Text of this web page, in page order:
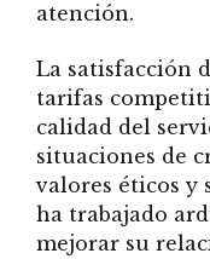
atención.
La satisfacción
tarifas
calidad del
situaciones de
valores éticos y
ha trabajado
mejorar su